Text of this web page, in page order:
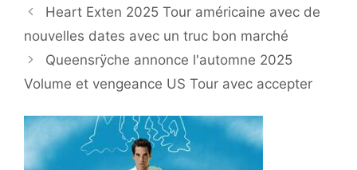
Heart Exten 2025 Tour américaine avec de
nouvelles dates avec un truc bon marché
Queensrÿche annonce l'automne 2025
Volume et vengeance US Tour avec accepter